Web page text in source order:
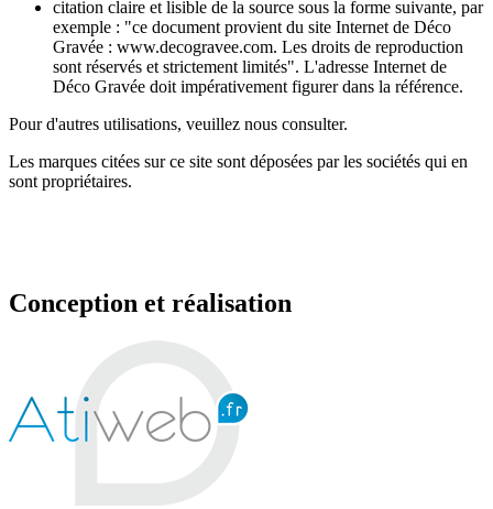
citation claire et lisible de la source sous la forme suivante, par
exemple : "ce document provient du site Internet de Déco
Gravée : www.decogravee.com. Les droits de reproduction
sont réservés et strictement limités". L'adresse Internet de
Déco Gravée doit impérativement figurer dans la référence.
Pour d'autres utilisations, veuillez nous consulter.
Les marques citées sur ce site sont déposées par les sociétés qui en
sont propriétaires.
Conception et réalisation